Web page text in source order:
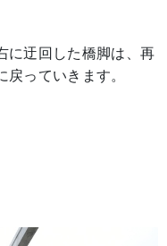
に迂回した橋脚は、再
っていきます。